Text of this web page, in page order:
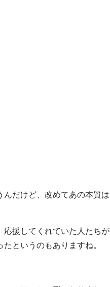
だけど、改めてあの本質は
援してくれていた人たちが
というのもありますね。